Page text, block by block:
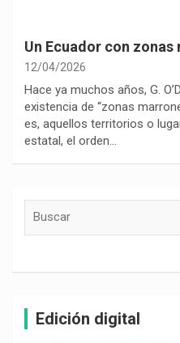
Un Ecuador con zonas
12/04/2026
Hace ya muchos años, G.
existencia de “zonas
es, aquellos territorios o
estatal, el orden…
Edición digital